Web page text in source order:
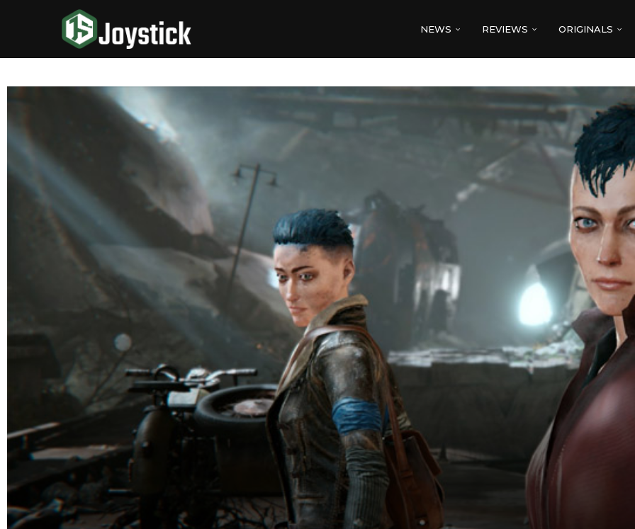
NEWS REVIEWS ORIGINALS